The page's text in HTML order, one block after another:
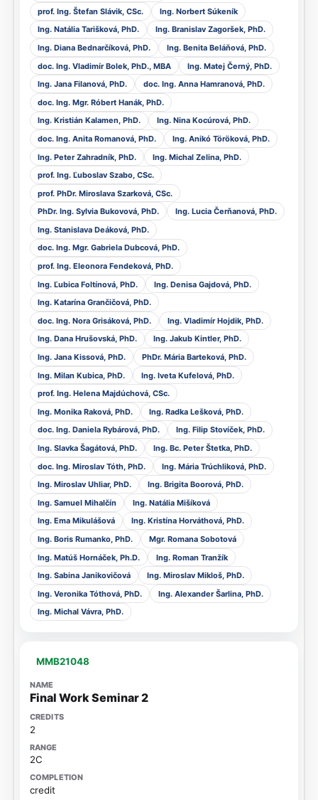
prof. Ing. Štefan Slávik, CSc.
Ing. Norbert Súkeník
Ing. Natália Tarišková, PhD.
Ing. Branislav Zagoršek, PhD.
Ing. Diana Bednarčíková, PhD.
Ing. Benita Beláňová, PhD.
doc. Ing. Vladimír Bolek, PhD., MBA
Ing. Matej Černý, PhD.
Ing. Jana Filanová, PhD.
doc. Ing. Anna Hamranová, PhD.
doc. Ing. Mgr. Róbert Hanák, PhD.
Ing. Kristián Kalamen, PhD.
Ing. Nina Kocúrová, PhD.
doc. Ing. Anita Romanová, PhD.
Ing. Anikó Töröková, PhD.
Ing. Peter Zahradník, PhD.
Ing. Michal Zelina, PhD.
prof. Ing. Ľuboslav Szabo, CSc.
prof. PhDr. Miroslava Szarková, CSc.
PhDr. Ing. Sylvia Bukovová, PhD.
Ing. Lucia Čerňanová, PhD.
Ing. Stanislava Deáková, PhD.
doc. Ing. Mgr. Gabriela Dubcová, PhD.
prof. Ing. Eleonora Fendeková, PhD.
Ing. Ľubica Foltínová, PhD.
Ing. Denisa Gajdová, PhD.
Ing. Katarína Grančičová, PhD.
doc. Ing. Nora Grisáková, PhD.
Ing. Vladimír Hojdik, PhD.
Ing. Dana Hrušovská, PhD.
Ing. Jakub Kintler, PhD.
Ing. Jana Kissová, PhD.
PhDr. Mária Barteková, PhD.
Ing. Milan Kubica, PhD.
Ing. Iveta Kufelová, PhD.
prof. Ing. Helena Majdúchová, CSc.
Ing. Monika Raková, PhD.
Ing. Radka Lešková, PhD.
doc. Ing. Daniela Rybárová, PhD.
Ing. Filip Stovíček, PhD.
Ing. Slavka Šagátová, PhD.
Ing. Bc. Peter Štetka, PhD.
doc. Ing. Miroslav Tóth, PhD.
Ing. Mária Trúchliková, PhD.
Ing. Miroslav Uhliar, PhD.
Ing. Brigita Boorová, PhD.
Ing. Samuel Mihalčín
Ing. Natália Mišíková
Ing. Ema Mikulášová
Ing. Kristína Horváthová, PhD.
Ing. Boris Rumanko, PhD.
Mgr. Romana Sobotová
Ing. Matúš Hornáček, Ph.D.
Ing. Roman Tranžík
Ing. Sabina Janikovičová
Ing. Miroslav Mikloš, PhD.
Ing. Veronika Tóthová, PhD.
Ing. Alexander Šarlina, PhD.
Ing. Michal Vávra, PhD.
MMB21048
Final Work Seminar 2
2
2C
credit